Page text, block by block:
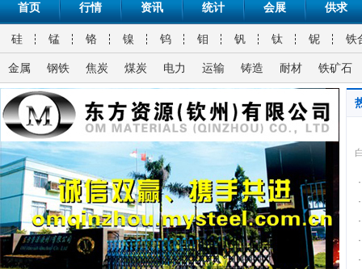
首页 行情 资讯 统计 会展 供求
硅 锰 铬 镍 钨 钼 钒 钛 铌 铁
金属 钢铁 焦炭 煤炭 电力 运输 铸造 耐材 铁矿石
·
·
·
·
·